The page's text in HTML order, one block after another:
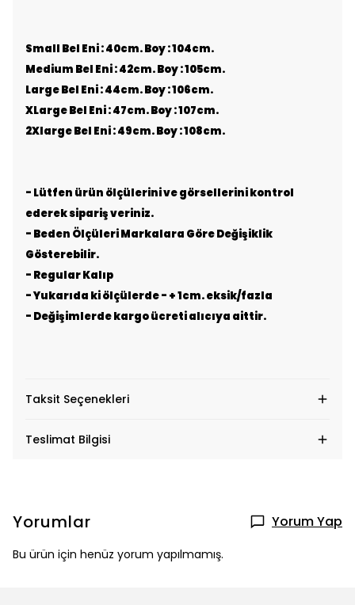
Small Bel Eni : 40cm. Boy : 104cm.
Medium Bel Eni : 42cm. Boy : 105cm.
Large Bel Eni : 44cm. Boy : 106cm.
XLarge Bel Eni : 47cm. Boy : 107cm.
2Xlarge Bel Eni : 49cm. Boy : 108cm.
- Lütfen ürün ölçülerini ve görsellerini kontrol
ederek sipariş veriniz.
- Beden Ölçüleri Markalara Göre Değişiklik
Gösterebilir.
- Regular Kalıp
- Yukarıda ki ölçülerde - + 1cm. eksik/fazla
- Değişimlerde kargo ücreti alıcıya aittir.
Taksit Seçenekleri
Teslimat Bilgisi
Yorumlar Yorum Yap
Bu ürün için henüz yorum yapılmamış.